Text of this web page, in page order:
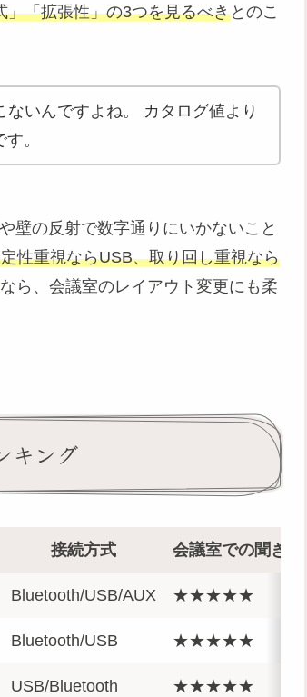
」「拡張性」の3つを見るべきとのこ
いんですよね。 カタログ値より
。
壁の反射で数字通りにいかないこと
性重視ならUSB、取り回し重視なら
ら、会議室のレイアウト変更にも柔
キング
接続方式 会議室での聞き取
Bluetooth/USB/AUX ★★★★★
Bluetooth/USB ★★★★★
USB/Bluetooth ★★★★★